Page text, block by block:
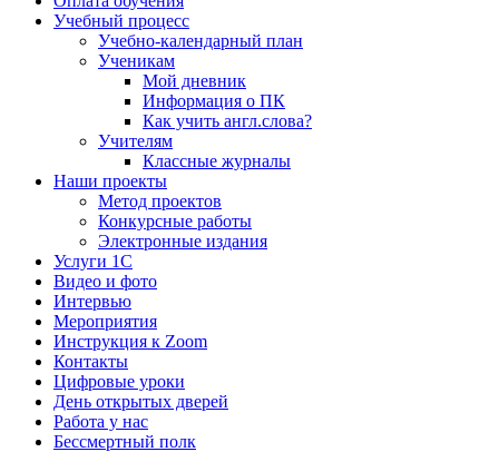
Учебный процесс
Учебно-календарный план
Ученикам
Мой дневник
Информация о ПК
Как учить англ.слова?
Учителям
Классные журналы
Наши проекты
Метод проектов
Конкурсные работы
Электронные издания
Услуги 1C
Видео и фото
Интервью
Мероприятия
Инструкция к Zoom
Контакты
Цифровые уроки
День открытых дверей
Работа у нас
Бессмертный полк